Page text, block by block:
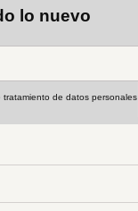
lo nuevo
de datos personales